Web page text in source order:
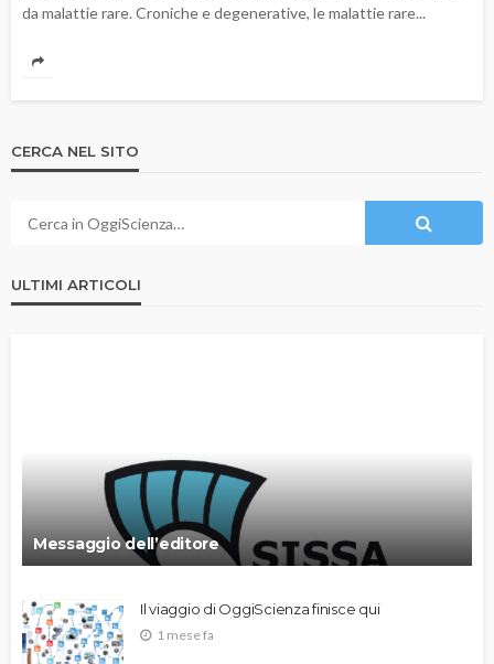
da malattie rare. Croniche e degenerative, le malattie rare...
CERCA NEL SITO
ULTIMI ARTICOLI
Messaggio dell’editore
Il viaggio di OggiScienza finisce qui
1 mese fa